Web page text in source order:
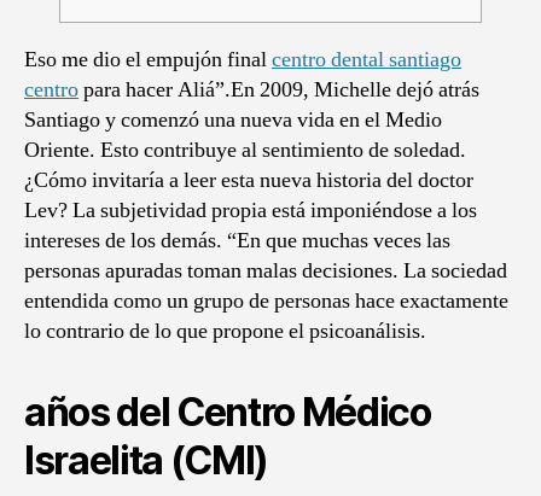
Eso me dio el empujón finalcentro dental santiago
centropara hacer Aliá”.En 2009, Michelle dejó atrás
Santiago y comenzó una nueva vida en el Medio
Oriente. Esto contribuye al sentimiento de soledad.
¿Cómo invitaría a leer esta nueva historia del doctor
Lev? La subjetividad propia está imponiéndose a los
intereses de los demás. “En que muchas veces las
personas apuradas toman malas decisiones. La sociedad
entendida como un grupo de personas hace exactamente
lo contrario de lo que propone el psicoanálisis.
años del Centro Médico
Israelita (CMI)